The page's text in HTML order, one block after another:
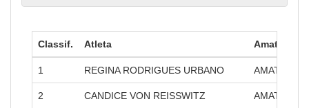
Classif. Atleta Amatra
1 REGINA RODRIGUES URBANO AMATRA
2 CANDICE VON REISSWITZ AMATRA IV